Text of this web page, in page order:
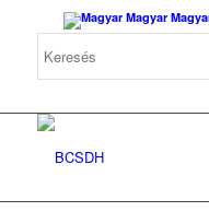
Magyar